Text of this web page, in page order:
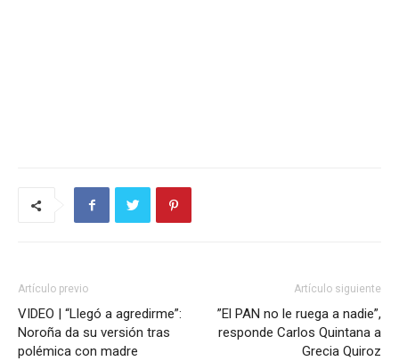
Artículo previo
VIDEO | “Llegó a agredirme”:
Noroña da su versión tras
polémica con madre
Artículo siguiente
”El PAN no le ruega a nadie”,
responde Carlos Quintana a
Grecia Quiroz